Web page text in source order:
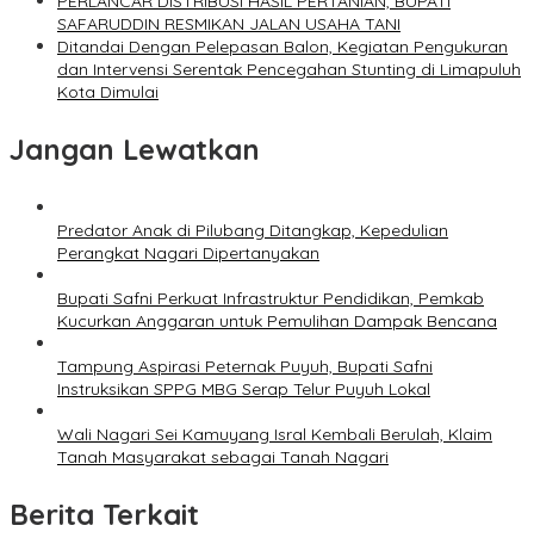
SAFARUDDIN RESMIKAN JALAN USAHA TANI
Ditandai Dengan Pelepasan Balon, Kegiatan Pengukuran
dan Intervensi Serentak Pencegahan Stunting di Limapuluh
Kota Dimulai
Jangan Lewatkan
Predator Anak di Pilubang Ditangkap, Kepedulian
Perangkat Nagari Dipertanyakan
Bupati Safni Perkuat Infrastruktur Pendidikan, Pemkab
Kucurkan Anggaran untuk Pemulihan Dampak Bencana
Tampung Aspirasi Peternak Puyuh, Bupati Safni
Instruksikan SPPG MBG Serap Telur Puyuh Lokal
Wali Nagari Sei Kamuyang Isral Kembali Berulah, Klaim
Tanah Masyarakat sebagai Tanah Nagari
Berita Terkait